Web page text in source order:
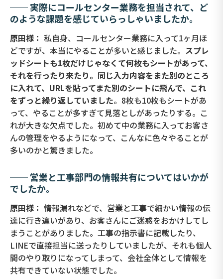
── 実際にコールセンター業務を担当されて、ど
のような課題を感じていらっしゃいましたか。
原田様： 私自身、コールセンター業務に入って1ヶ月ほ
どですが、本当にやることが多いと感じました。 スプレ
ッドシートも1枚だけじゃなくて何枚もシートがあって、
それを行ったり来たり。同じ入力内容をまた別のところ
に入れて、URLを貼ってまた別のシートに飛んで、これ
をずっと繰り返していました。8枚も10枚もシートがあ
って、やることが多すぎて見落としがあったりする。こ
れが大きな欠点でした。初めて中の業務に入ってお客さ
んの管理をやるようになって、こんなに色々やることが
多いのかと驚きました。
── 営業と工事部門の情報共有についてはいかが
でしたか。
原田様： 情報漏れなどで、営業と工事で細かい情報の伝
達に行き違いがあり、お客さんにご迷惑をおかけしてし
まうことがありました。工事の指示書に記載したり、
LINEで直接担当に送ったりしていましたが、それも個人
間のやり取りになってしまって、会社全体として情報を
共有できていない状態でした。